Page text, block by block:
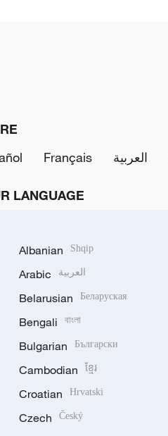
Français العربية
LANGUAGE
Albanian Shqip
Arabic العربية
Belarusian Беларуская
Bengali বাংলা
Bulgarian Български
Cambodian ខ្មែរ
Croatian Hrvatski
Czech Český